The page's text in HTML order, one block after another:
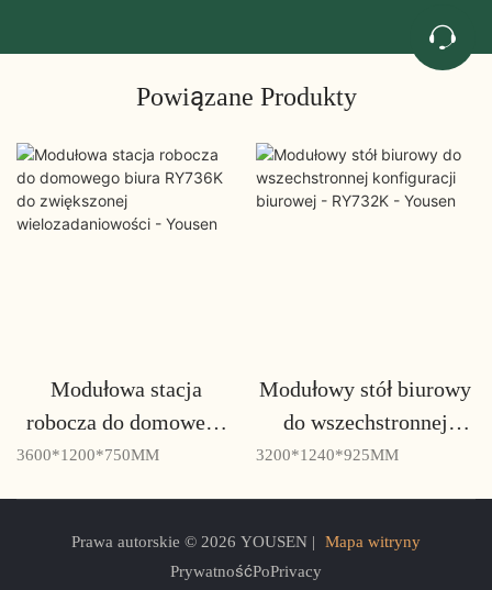
Powiązane Produkty
Modułowa stacja
robocza do domowego
biura RY736K do
Yousen
3600*1200*750MM
Modułowy stół biurowy
do wszechstronnej
konfiguracji biurowej -
3200*1240*925MM
Prawa autorskie © 2026 YOUSEN | Mapa witryny
PrywatnośćPoPrivacy